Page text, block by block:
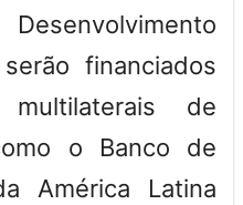
financiados
de
o Banco de
América Latina